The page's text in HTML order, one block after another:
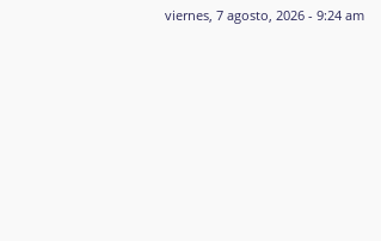
viernes, 7 agosto, 2026 - 9:24 am